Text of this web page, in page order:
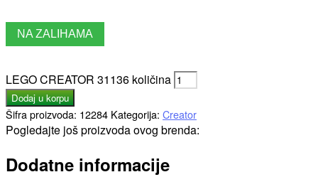
NA ZALIHAMA
LEGO CREATOR 31136 količina
Dodaj u korpu
Šifra proizvoda: 12284 Kategorija: Creator
Pogledajte još proizvoda ovog brenda:
Dodatne informacije